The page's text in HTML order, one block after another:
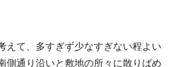
えて、多すぎず少なすぎない程よい
側通り沿いと敷地の所々に散りばめ